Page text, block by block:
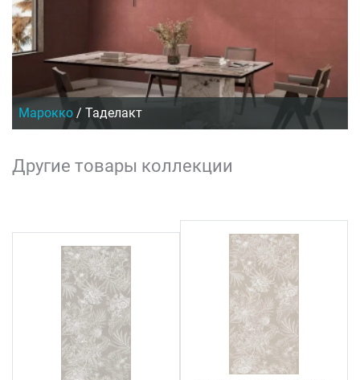
Марокко / Таделакт
Другие товары коллекции